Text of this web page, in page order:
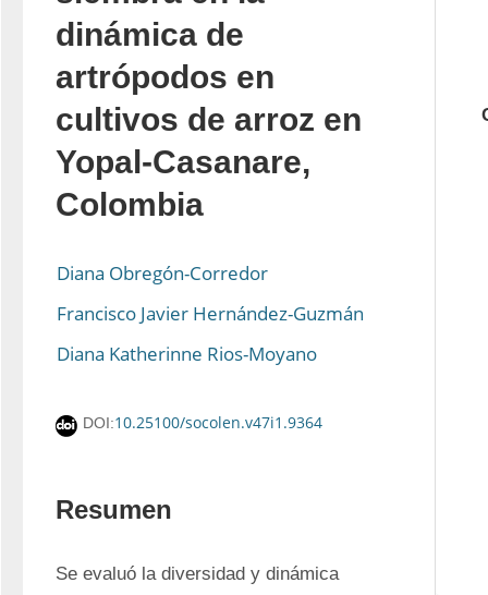
dinámica de
artrópodos en
cultivos de arroz en
Yopal-Casanare,
Colombia
Diana Obregón-Corredor
Francisco Javier Hernández-Guzmán
Diana Katherinne Rios-Moyano
DOI:10.25100/socolen.v47i1.9364
Resumen
Se evaluó la diversidad y dinámica